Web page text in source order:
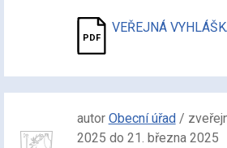
VEŘEJNÁ
autor Obecní úřad/
2025 do 21. března 2025